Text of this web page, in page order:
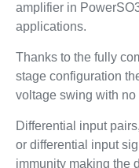
amplifier in
applications.
Thanks to the fully
stage configuration
voltage swing with
Differential input
or differential input
immunity making the